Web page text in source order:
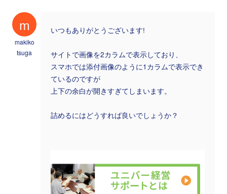
m
makiko
tsuga
いつもありがとうございます!
サイトで画像を2カラムで表示しており、
スマホでは添付画像のように1カラムで表示でき
ているのですが
上下の余白が開きすぎてしまいます。
詰めるにはどうすれば良いでしょうか？